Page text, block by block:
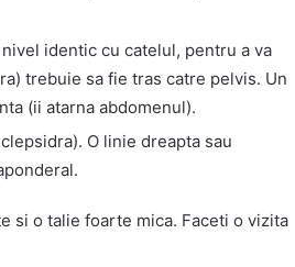
identic cu catelul, pentru a va
trebuie sa fie tras catre pelvis. Un
(ii atarna abdomenul).
O linie dreapta sau
si o talie foarte mica. Faceti o vizita